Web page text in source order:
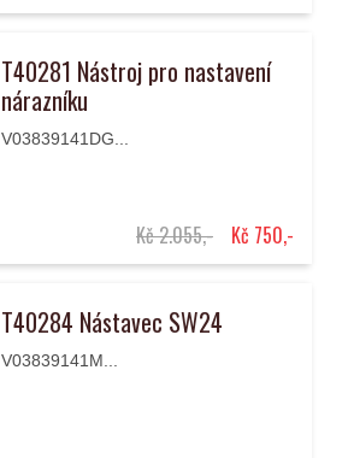
T40281 Nástroj pro nastavení
nárazníku
V03839141DG...
Kč 2.055,- Kč 750,-
T40284 Nástavec SW24
V03839141M...